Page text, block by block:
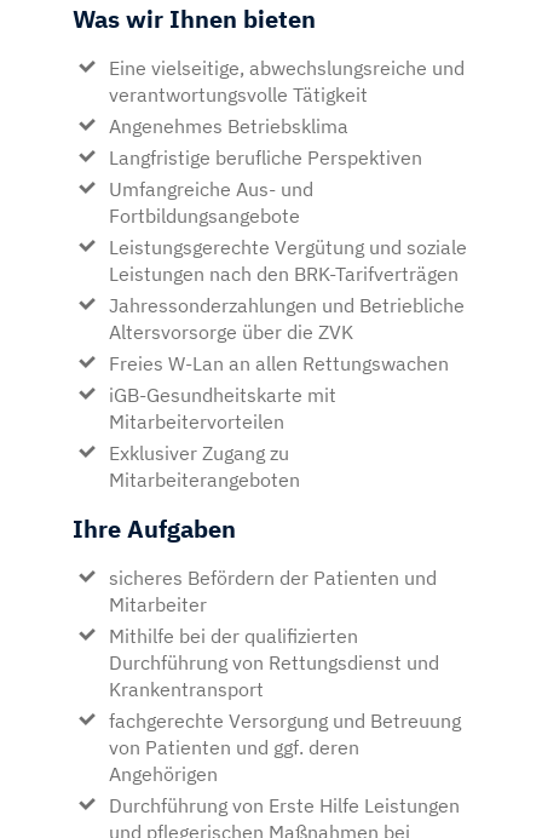
Was wir Ihnen bieten
Eine vielseitige, abwechslungsreiche und
verantwortungsvolle Tätigkeit
Angenehmes Betriebsklima
Langfristige berufliche Perspektiven
Umfangreiche Aus- und
Fortbildungsangebote
Leistungsgerechte Vergütung und soziale
Leistungen nach den BRK-Tarifverträgen
Jahressonderzahlungen und Betriebliche
Altersvorsorge über die ZVK
Freies W-Lan an allen Rettungswachen
iGB-Gesundheitskarte mit
Mitarbeitervorteilen
Exklusiver Zugang zu
Mitarbeiterangeboten
Ihre Aufgaben
sicheres Befördern der Patienten und
Mitarbeiter
Mithilfe bei der qualifizierten
Durchführung von Rettungsdienst und
Krankentransport
fachgerechte Versorgung und Betreuung
von Patienten und ggf. deren
Angehörigen
Durchführung von Erste Hilfe Leistungen
und pflegerischen Maßnahmen bei